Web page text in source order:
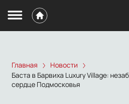
Главная
Новости
Баста в Барвиха Luxury Village:
сердце Подмосковья